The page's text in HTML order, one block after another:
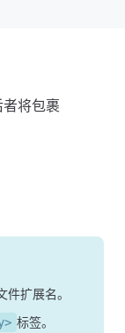
将包裹
件扩展名。
标签。